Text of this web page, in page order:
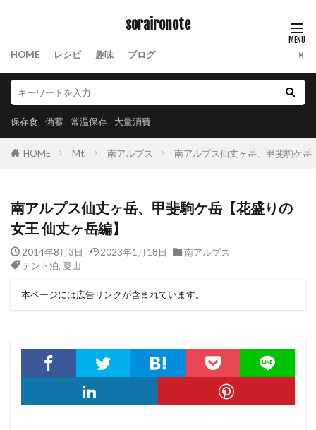
soraironote
HOME レシピ 趣味 ブログ
保存食 備蓄 常温保存 大量消費
HOME Mt. 南アルプス 南アルプス仙丈ヶ岳、甲斐駒ケ
南アルプス仙丈ヶ岳、甲斐駒ケ岳【花盛りの
女王 仙丈ヶ岳編】
2014年8月3日 2023年1月18日
南アルプス
テント泊, 夏山
本ページには広告リンクが含まれています。